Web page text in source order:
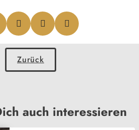
Zurück
auch interessieren